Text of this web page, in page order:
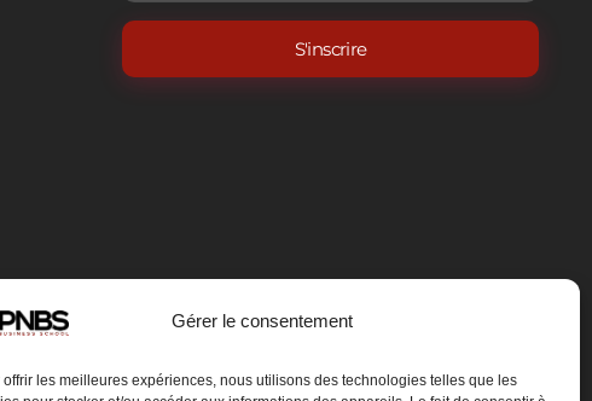
Gérer le consentement
offrir les meilleures expériences, nous utilisons des technologies telles que les